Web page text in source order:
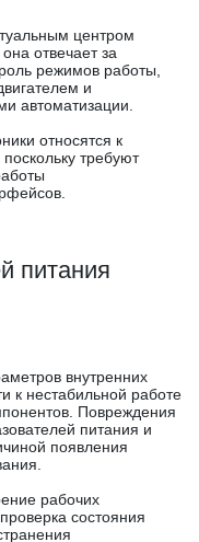
центром
отвечает за
режимов работы,
и
автоматизации.
относятся к
требуют
питания
внутренних
к нестабильной работе
Повреждения
питания и
появления
рабочих
состояния